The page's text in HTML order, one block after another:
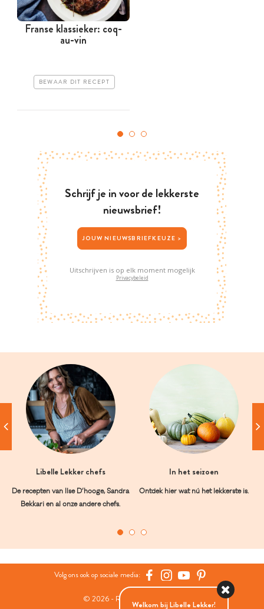
Franse klassieker: coq-
au-vin
BEWAAR DIT RECEPT
Schrijf je in voor de lekkerste
nieuwsbrief!
JOUW NIEUWSBRIEFKEUZE >
Uitschrijven is op elk moment mogelijk
Privacybeleid
Libelle Lekker chefs
De recepten van Ilse D’hooge, Sandra
Bekkari en al onze andere chefs.
In het seizoen
Ontdek hier wat nú het lekkerste is.
Volg ons ook op sociale media:
© 2026 - Roularta Media Group
Welkom bij Libelle Lekker!